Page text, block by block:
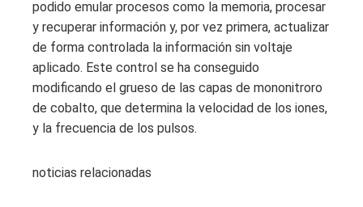
podido emular procesos como la memoria, procesar
y recuperar información y, por vez primera, actualizar
de forma controlada la información sin voltaje
aplicado. Este control se ha conseguido
modificando el grueso de las capas de mononitroro
de cobalto, que determina la velocidad de los iones,
y la frecuencia de los pulsos.
noticias relacionadas